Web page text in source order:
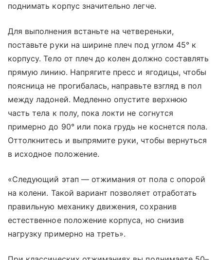
поднимать корпус значительно легче.
Для выполнения встаньте на четвереньки,
поставьте руки на ширине плеч под углом 45° к
корпусу. Тело от плеч до колен должно составлять
прямую линию. Напрягите пресс и ягодицы, чтобы
поясница не прогибалась, направьте взгляд в пол
между ладоней. Медленно опустите верхнюю
часть тела к полу, пока локти не согнутся
примерно до 90° или пока грудь не коснется пола.
Оттолкнитесь и выпрямите руки, чтобы вернуться
в исходное положение.
«Следующий этап — отжимания от пола с опорой
на колени. Такой вариант позволяет отработать
правильную механику движения, сохранив
естественное положение корпуса, но снизив
нагрузку примерно на треть».